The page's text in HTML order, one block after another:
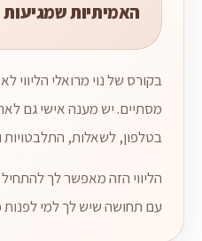
האמיתיות
בקורס של נוי מרואלי
מסתיים. יש מענה אישי גם
בטלפון, לשאלות, התלבטויות
הליווי הזה מאפשר לך
עם תחושה שיש לך למי לפנות